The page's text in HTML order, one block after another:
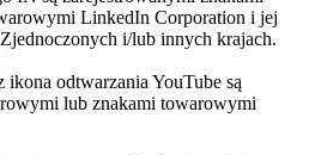
LinkedIn Corporation i jej
i/lub innych krajach.
odtwarzania YouTube są
lub znakami towarowymi